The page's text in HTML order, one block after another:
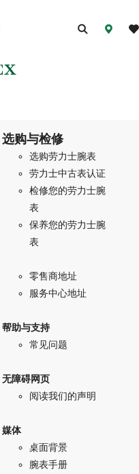
选购与检修
选购劳力士腕表
劳力士中古表认证
检修您的劳力士腕
表
保养您的劳力士腕
表
零售商地址
服务中心地址
帮助与支持
常见问题
无障碍网页
阅读我们的声明
媒体
桌面背景
腕表手册